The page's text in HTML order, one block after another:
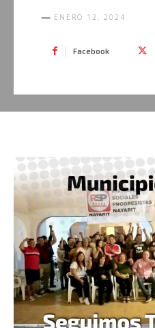
ENERO 12, 2024
Facebook